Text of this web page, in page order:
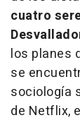
cuatro
los planes
se
sociología
de Netflix,